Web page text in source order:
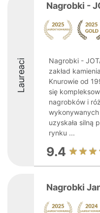
Laureaci
Nagrobki -
Nagrobki -
zakład
Knurowie od
się
nagrobków i
wykonywanych
uzyskała silną
rynku ...
9.4
Nagrobki